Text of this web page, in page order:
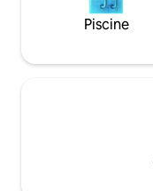
Piscine